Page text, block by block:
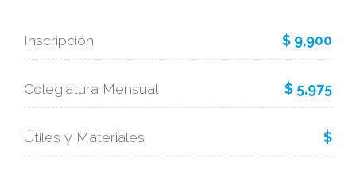
Inscripción $ 9,900
Colegiatura Mensual $ 5,975
Útiles y Materiales $